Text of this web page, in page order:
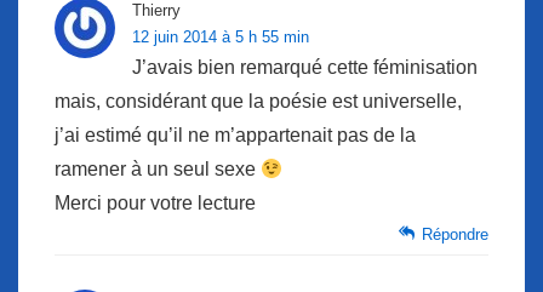
Thierry
12 juin 2014 à 5 h 55 min
J’avais bien remarqué cette féminisation
mais, considérant que la poésie est universelle,
j’ai estimé qu’il ne m’appartenait pas de la
ramener à un seul sexe
Merci pour votre lecture
Répondre